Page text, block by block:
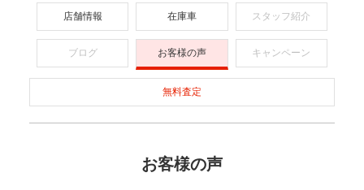
店舗情報 在庫車 スタッフ紹介
ブログ お客様の声 キャンペーン
無料査定
お客様の声